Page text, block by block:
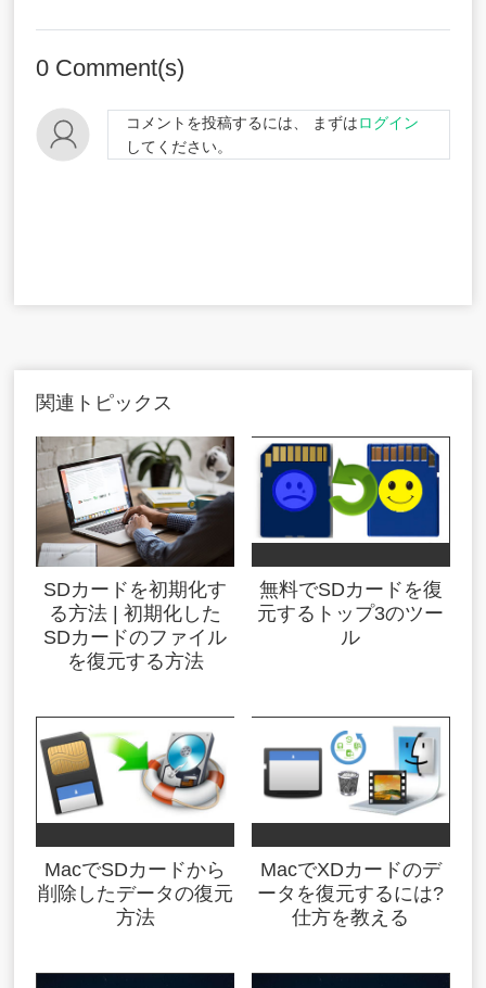
0 Comment(s)
コメントを投稿するには、 まずはログイン
してください。
関連トピックス
SDカードを初期化す
る方法 | 初期化した
SDカードのファイル
を復元する方法
無料でSDカードを復
元するトップ3のツー
ル
MacでSDカードから
削除したデータの復元
方法
MacでXDカードのデ
ータを復元するには?
仕方を教える